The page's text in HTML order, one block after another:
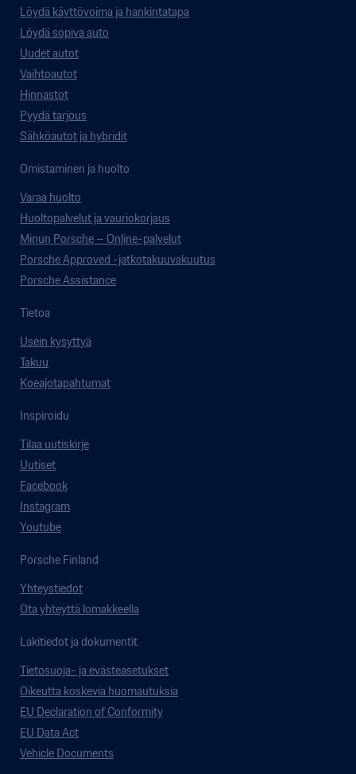
Löydä käyttövoima ja hankintatapa
Löydä sopiva auto
Uudet autot
Vaihtoautot
Hinnastot
Pyydä tarjous
Sähköautot ja hybridit
Omistaminen ja huolto
Varaa huolto
Huoltopalvelut ja vauriokorjaus
Minun Porsche – Online-palvelut
Porsche Approved -jatkotakuuvakuutus
Porsche Assistance
Tietoa
Usein kysyttyä
Takuu
Koeajotapahtumat
Inspiroidu
Tilaa uutiskirje
Uutiset
Facebook
Instagram
Youtube
Porsche Finland
Yhteystiedot
Ota yhteyttä lomakkeella
Lakitiedot ja dokumentit
Tietosuoja- ja evästeasetukset
Oikeutta koskevia huomautuksia
EU Declaration of Conformity
EU Data Act
Vehicle Documents